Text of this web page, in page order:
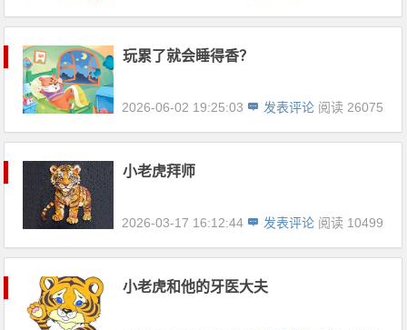
玩累了就会睡得香？
2026-06-02 19:25:03 发表评论 阅读 26075
小老虎拜师
2026-03-17 16:12:44 发表评论 阅读 10499
小老虎和他的牙医大夫